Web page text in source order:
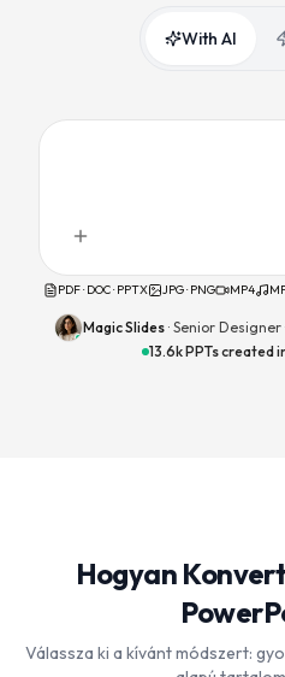
With AI
PDF · DOC · PPTX JPG · PNG MP4
Magic Slides· Senior Designer ·
13.6k PPTs created
Hogyan
Válassza ki a kívánt módszert: